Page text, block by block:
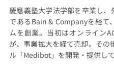
慶應義塾大学法学部を卒業し
であるBain & Companyを経て
ムを創業。当初はオンライン
が、事業拡大を経て売却。その
ル「Medibot」を開発・提供して